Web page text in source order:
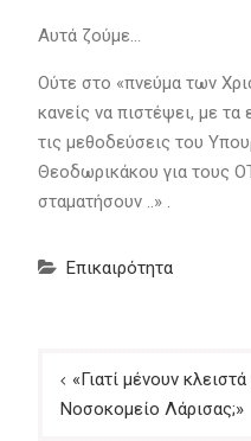
Αυτά ζούμε…
Ούτε στο «πνεύμα των
κανείς να πιστέψει, με τα
τις μεθοδεύσεις του
Θεοδωρικάκου για τους
σταματήσουν ..» .
Επικαιρότητα
Πλοήγηση
άρθρων
«Γιατί μένουν
Νοσοκομείο Λάρισας;»